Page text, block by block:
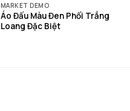
MARKET DEMO
Áo Đấu Màu Đen Phối Trắng
Loang Đặc Biệt